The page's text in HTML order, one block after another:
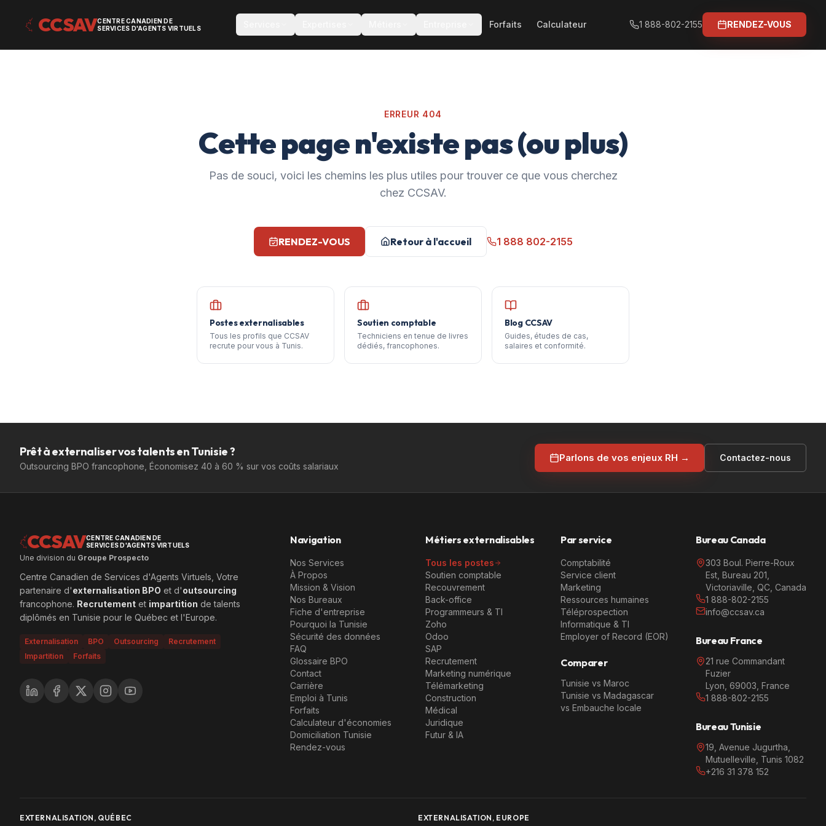
CCSAVCENTRE CANADIEN DE
SERVICES D'AGENTS VIRTUELS
Forfaits Calculateur 1 888-802-2155 RENDEZ-VOUS
ERREUR 404
Cette page n'existe pas (ou plus)
Pas de souci, voici les chemins les plus utiles pour trouver ce que vous cherchez
chez CCSAV.
RENDEZ-VOUS Retour à l'accueil 1 888 802-2155
Postes externalisables
Tous les profils que CCSAV
recrute pour vous à Tunis.
Soutien comptable
Techniciens en tenue de livres
dédiés, francophones.
Blog CCSAV
Guides, études de cas,
salaires et conformité.
Prêt à externaliser vos talents en Tunisie ?
Outsourcing BPO francophone, Économisez 40 à 60 % sur vos coûts salariaux
Parlons de vos enjeux RH → Contactez-nous
CCSAVCENTRE CANADIEN DE
SERVICES D'AGENTS VIRTUELS
Une division du Groupe Prospecto
Centre Canadien de Services d'Agents Virtuels, Votre
partenaire d'externalisation BPO et d'outsourcing
francophone. Recrutement et impartition de talents
diplômés en Tunisie pour le Québec et l'Europe.
Externalisation BPO Outsourcing
Recrutement
Impartition
Forfaits
Navigation
Nos Services
À Propos
Mission & Vision
Nos Bureaux
Fiche d'entreprise
Pourquoi la Tunisie
Sécurité des données
FAQ
Glossaire BPO
Contact
Carrière
Emploi à Tunis
Forfaits
Calculateur d'économies
Domiciliation Tunisie
Rendez-vous
Métiers externalisables
Tous les postes
Soutien comptable
Recouvrement
Back-office
Programmeurs & TI
Zoho
Odoo
SAP
Recrutement
Marketing numérique
Télémarketing
Construction
Médical
Juridique
Futur & IA
Par service
Comptabilité
Service client
Marketing
Ressources humaines
Téléprospection
Informatique & TI
Employer of Record (EOR)
Comparer
Tunisie vs Maroc
Tunisie vs Madagascar
vs Embauche locale
Bureau Canada
303 Boul. Pierre-Roux
Est, Bureau 201,
Victoriaville, QC, Canada
1 888-802-2155
info@ccsav.ca
Bureau France
21 rue Commandant
Fuzier
Lyon, 69003, France
1 888-802-2155
Bureau Tunisie
19, Avenue Jugurtha,
Mutuelleville, Tunis 1082
+216 31 378 152
EXTERNALISATION, QUÉBEC EXTERNALISATION, EUROPE